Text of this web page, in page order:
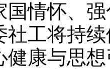
国情怀、
社工将持
健康与思